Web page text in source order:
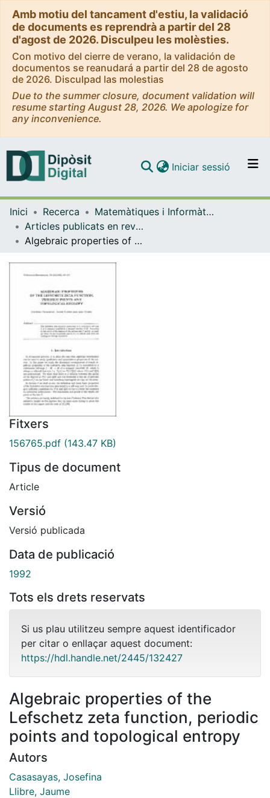
Amb motiu del tancament d'estiu, la validació
de documents es reprendrà a partir del 28
d'agost de 2026. Disculpeu les molèsties.
Con motivo del cierre de verano, la validación de
documentos se reanudará a partir del 28 de agosto
de 2026. Disculpad las molestias
Due to the summer closure, document validation will
resume starting August 28, 2026. We apologize for
any inconvenience.
Navega per tot el DD
Com publicar
Iniciar sessió (current)
Inici Recerca
Matemàtiques i Informàtica
Articles publicats en revistes (Matemàtiques i Informàtica)
Algebraic properties of the Lefschetz zeta function, periodic points and topological entropy
Fitxers
156765.pdf (143.47 KB)
Tipus de document
Article
Versió
Versió publicada
Data de publicació
1992
Tots els drets reservats
Si us plau utilitzeu sempre aquest identificador
per citar o enllaçar aquest document:
https://hdl.handle.net/2445/132427
Algebraic properties of the
Lefschetz zeta function, periodic
points and topological entropy
Autors
Casasayas, Josefina
Llibre, Jaume